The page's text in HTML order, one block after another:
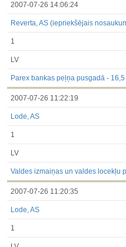
2007-07-26 14:06:24
Reverta, AS (iepriekšējais
1
LV
Parex bankas peļņa pusgadā -
2007-07-26 11:22:19
Lode, AS
1
LV
Valdes izmaiņas un valdes locekļu
2007-07-26 11:20:35
Lode, AS
1